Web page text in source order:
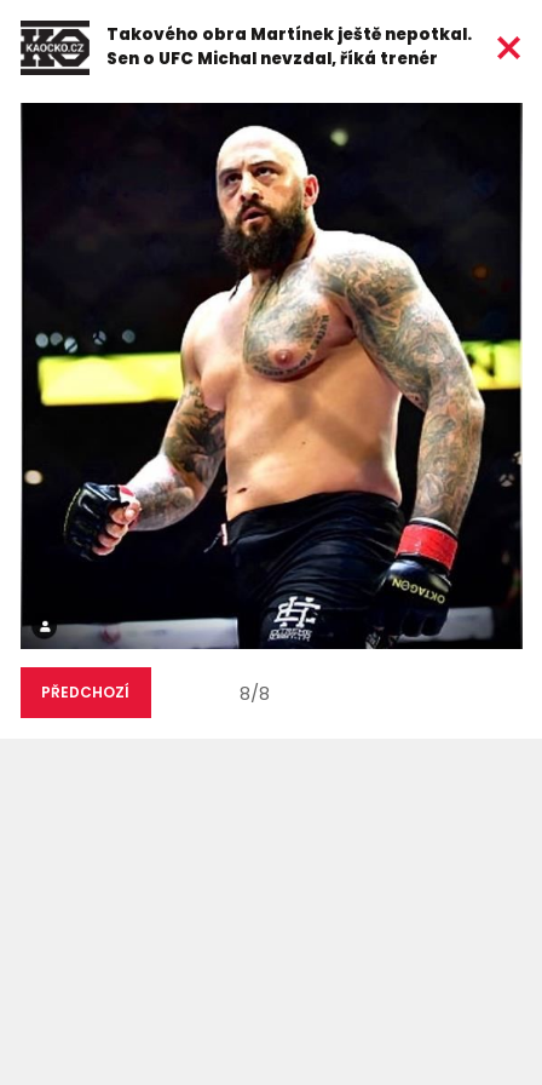
Takového obra Martínek ještě nepotkal.
Sen o UFC Michal nevzdal, říká trenér
PŘEDCHOZÍ 8/8